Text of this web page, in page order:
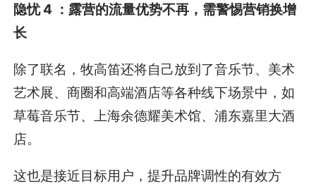
隐忧 4 ：露营的流量优势不再，需警惕营销换增
长
除了联名，牧高笛还将自己放到了音乐节、美术
艺术展、商圈和高端酒店等各种线下场景中，如
草莓音乐节、上海余德耀美术馆、浦东嘉里大酒
店。
这也是接近目标用户，提升品牌调性的有效方